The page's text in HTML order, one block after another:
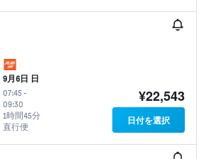
9月6日 日
07:45 -
09:30
直行便
1時間45分
¥22,543
日付を選択